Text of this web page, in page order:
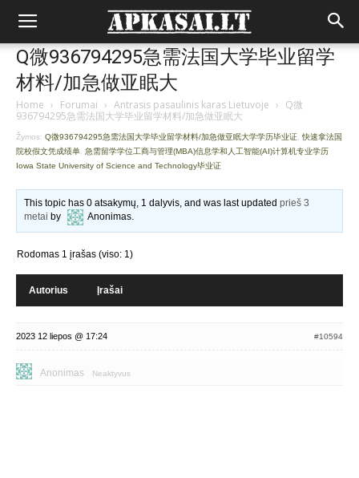
Q微936794295急需法国大学毕业留学
材料/加急做亚眠大
Home › Forumai › Antrasis pasaulinis karas Lietuvoje › Q微
936794295急需法国大学毕业留学材料/加急做亚眠大
Žymos: Q微936794295急需法国大学毕业留学材料/加急做亚眠大学学历毕业证 快速拿法国
院校假文凭成绩单 急需留学学位工商与管理(MBA)信息学和人工智能(AI)计算机专业学历
Iowa State University of Science and Technology毕业证
This topic has 0 atsakymų, 1 dalyvis, and was last updatedprieš 3
metai by Anonimas.
Rodomas 1 įrašas (viso: 1)
Autorius Įrašai
2023 12 liepos @ 17:24 #10594
Anonimas Neaktyvus